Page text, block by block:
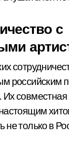
с
российским
не только в